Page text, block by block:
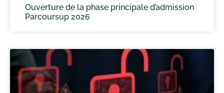
Ouverture de la phase principale d’admission
Parcoursup 2026